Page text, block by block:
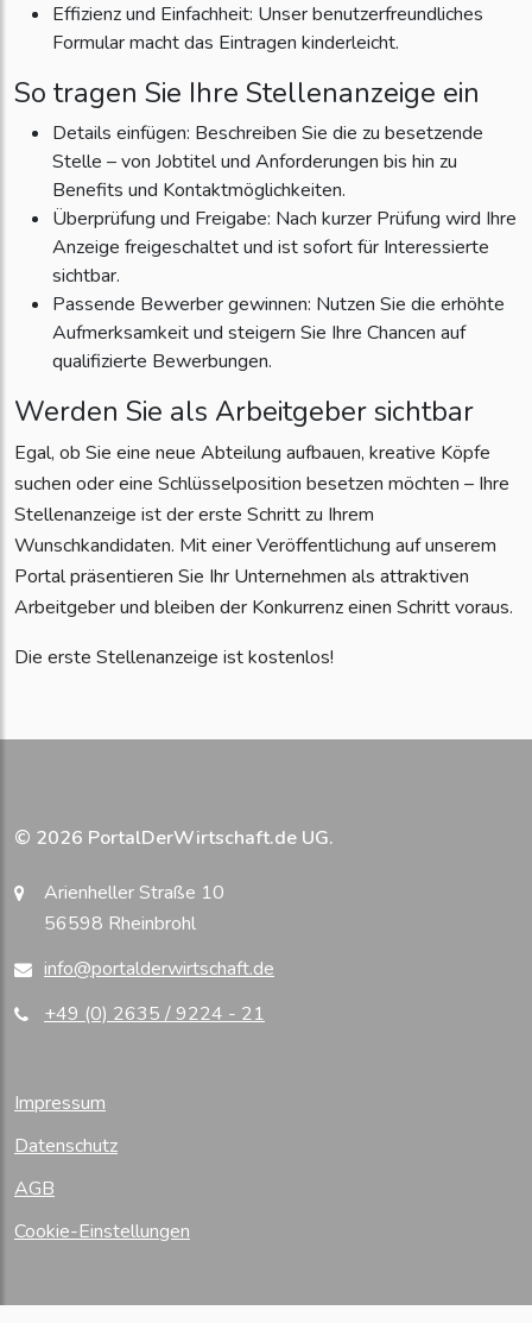
Effizienz und Einfachheit: Unser benutzerfreundliches
Formular macht das Eintragen kinderleicht.
So tragen Sie Ihre Stellenanzeige ein
Details einfügen: Beschreiben Sie die zu besetzende
Stelle – von Jobtitel und Anforderungen bis hin zu
Benefits und Kontaktmöglichkeiten.
Überprüfung und Freigabe: Nach kurzer Prüfung wird Ihre
Anzeige freigeschaltet und ist sofort für Interessierte
sichtbar.
Passende Bewerber gewinnen: Nutzen Sie die erhöhte
Aufmerksamkeit und steigern Sie Ihre Chancen auf
qualifizierte Bewerbungen.
Werden Sie als Arbeitgeber sichtbar
Egal, ob Sie eine neue Abteilung aufbauen, kreative Köpfe
suchen oder eine Schlüsselposition besetzen möchten – Ihre
Stellenanzeige ist der erste Schritt zu Ihrem
Wunschkandidaten. Mit einer Veröffentlichung auf unserem
Portal präsentieren Sie Ihr Unternehmen als attraktiven
Arbeitgeber und bleiben der Konkurrenz einen Schritt voraus.
Die erste Stellenanzeige ist kostenlos!
© 2026 PortalDerWirtschaft.de UG.
Arienheller Straße 10
56598 Rheinbrohl
info@portalderwirtschaft.de
+49 (0) 2635 / 9224 - 21
Impressum
Datenschutz
AGB
Cookie-Einstellungen